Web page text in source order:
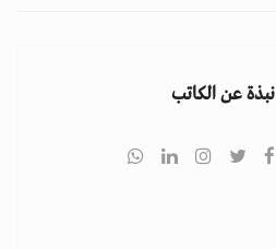
نبذة عن الكاتب